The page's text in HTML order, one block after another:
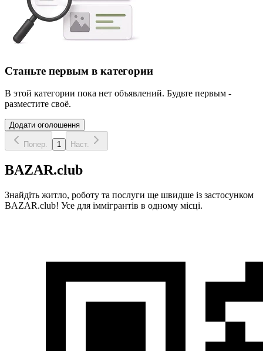
Станьте первым в категории
В этой категории пока нет объявлений. Будьте первым -
разместите своё.
Додати оголошення
Попер. 1 Наст.
BAZAR.club
Знайдіть житло, роботу та послуги ще швидше із застосунком
BAZAR.club! Усе для іммігрантів в одному місці.